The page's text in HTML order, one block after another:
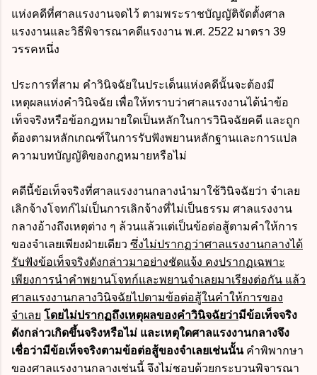
แห่งคดีที่ศาลแรงงานจดไว้ ตามพระราชบัญญัติจัดตั้งศาล
แรงงานและวิธีพิจารณาคดีแรงงาน พ.ศ. 2522 มาตรา 39
วรรคหนึ่ง
ประการที่สาม คำวินิจฉัยในประเด็นแห่งคดีนั้นจะต้องมี
เหตุผลแห่งคำวินิจฉัย เพื่อให้ทราบว่าศาลแรงงานได้นำข้อ
เท็จจริงหรือข้อกฎหมายใดเป็นหลักในการวินิจฉัยคดี และถูก
ต้องตามหลักเกณฑ์ในการรับฟังพยานหลักฐานและการแปล
ความบทบัญญัติของกฎหมายหรือไม่
คดีนี้ข้อเท็จจริงที่ศาลแรงงานกลางนำมาใช้วินิจฉัยว่า จำเลย
เลิกจ้างโจทก์ไม่เป็นการเลิกจ้างที่ไม่เป็นธรรม ศาลแรงงาน
กลางอ้างถึงเหตุต่าง ๆ ล้วนแล้วแต่เป็นข้อต่อสู้ตามคำให้การ
ของจำเลยเพียงฝ่ายเดียว ซึ่งไม่ปรากฏว่าศาลแรงงานกลางได้
รับฟังข้อเท็จจริงดังกล่าวมาอย่างชัดแจ้ง คงปรากฏเฉพาะ
เพียงการนำคำพยานโจทก์และพยานจำเลยมาเรียงต่อกัน แล้ว
ศาลแรงงานกลางวินิจฉัยไปตามข้อต่อสู้ในคำให้การของ
จำเลย โดยไม่ปรากฏถึงเหตุผลของคำวินิจฉัยว่ามีข้อเท็จจริง
ดังกล่าวเกิดขึ้นจริงหรือไม่ และเหตุใดศาลแรงงานกลางจึง
เชื่อว่ามีข้อเท็จจริงตามข้อต่อสู้ของจำเลยเช่นนั้นคำพิพากษา
ของศาลแรงงานกลางเช่นนี้ จึงไม่ชอบด้วยกระบวนพิจารณา